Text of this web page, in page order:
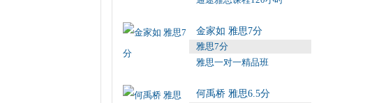
金家如 雅思7分
雅思7分
雅思一对一精品班
何禹桥 雅思6.5分